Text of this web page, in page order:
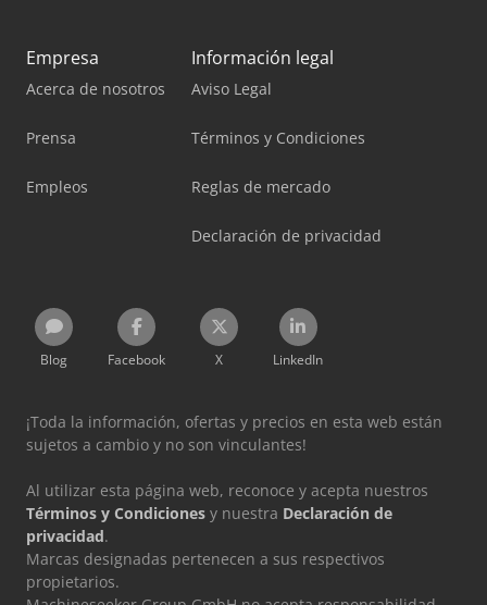
Empresa
Acerca de nosotros
Prensa
Empleos
Información legal
Aviso Legal
Términos y Condiciones
Reglas de mercado
Declaración de privacidad
Blog Facebook X LinkedIn
¡Toda la información, ofertas y precios en esta web están
sujetos a cambio y no son vinculantes!
Al utilizar esta página web, reconoce y acepta nuestros
Términos y Condiciones y nuestra Declaración de
privacidad.
Marcas designadas pertenecen a sus respectivos
propietarios.